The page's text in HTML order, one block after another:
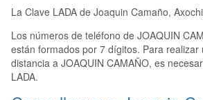
La Clave LADA de Joaquin Camaño,
Los números de teléfono de JOAQUIN
están formados por 7 dígitos. Para
distancia a JOAQUIN CAMAÑO, es
LADA.